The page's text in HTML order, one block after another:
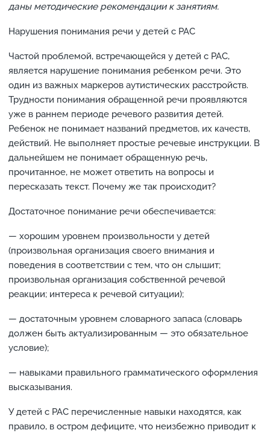
даны методические рекомендации к занятиям.
Нарушения понимания речи у детей с РАС
Частой проблемой, встречающейся у детей с РАС,
является нарушение понимания ребенком речи. Это
один из важных маркеров аутистических расстройств.
Трудности понимания обращенной речи проявляются
уже в раннем периоде речевого развития детей.
Ребенок не понимает названий предметов, их качеств,
действий. Не выполняет простые речевые инструкции. В
дальнейшем не понимает обращенную речь,
прочитанное, не может ответить на вопросы и
пересказать текст. Почему же так происходит?
Достаточное понимание речи обеспечивается:
— хорошим уровнем произвольности у детей
(произвольная организация своего внимания и
поведения в соответствии с тем, что он слышит;
произвольная организация собственной речевой
реакции; интереса к речевой ситуации);
— достаточным уровнем словарного запаса (словарь
должен быть актуализированным — это обязательное
условие);
— навыками правильного грамматического оформления
высказывания.
У детей с РАС перечисленные навыки находятся, как
правило, в остром дефиците, что неизбежно приводит к